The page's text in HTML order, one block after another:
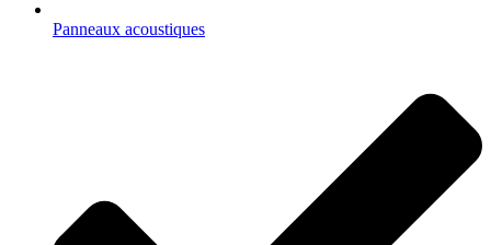
Panneaux acoustiques